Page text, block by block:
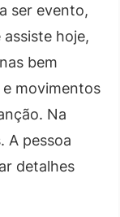
ser evento,
hoje,
bem
movimentos
Na
A pessoa
detalhes